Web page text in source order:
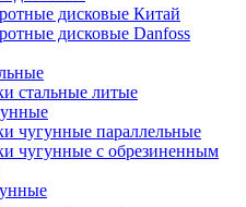
дисковые Китай
дисковые Danfoss
стальные литые
чугунные параллельные
чугунные с обрезиненным